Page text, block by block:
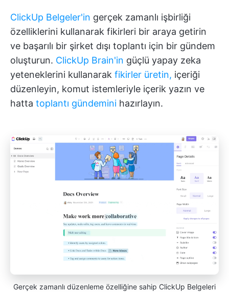
ClickUp Belgeler'in gerçek zamanlı işbirliği
özelliklerini kullanarak fikirleri bir araya getirin
ve başarılı bir şirket dışı toplantı için bir gündem
oluşturun. ClickUp Brain'in güçlü yapay zeka
yeteneklerini kullanarak fikirler üretin, içeriği
düzenleyin, komut istemleriyle içerik yazın ve
hatta toplantı gündemini hazırlayın.
Gerçek zamanlı düzenleme özelliğine sahip ClickUp Belgeleri